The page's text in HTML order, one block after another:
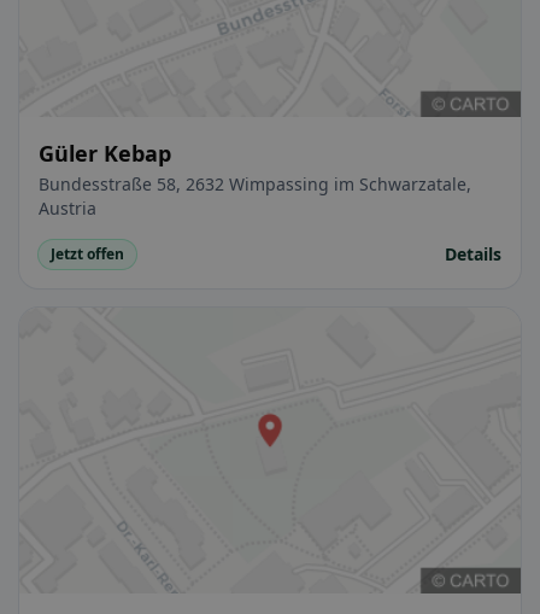
Güler Kebap
Bundesstraße 58, 2632 Wimpassing im Schwarzatale,
Austria
Jetzt offen Details